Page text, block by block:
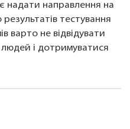
надати направлення на
тестування
варто не відвідувати
людей і дотримуватися